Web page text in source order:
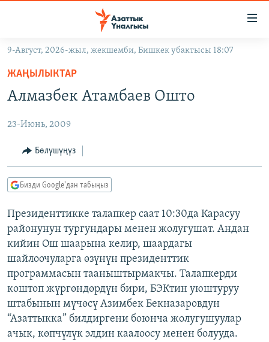
Навигацияга
өтүңүз
Издөөгө
салыңыз
КЫРГЫЗСТАН
САЯСАТ
ЭКОНОМИКА
ДҮЙНӨ
БОРБОР АЗИЯ
УКРАИНА
АТАЙЫН ИЛИКТӨӨ
БҮГҮН АЗАТТЫКТА
ЭКСПЕРТТЕР ТАЛДАЙТ
БИЗ ЖАНА ДҮЙНӨ
ДАНИСТЕ
ЭЖЕ-СИҢДИЛЕР
АЗАТТЫК+
ЫҢГАЙСЫЗ СУРООЛОР
ПОДКАСТ
ӨЗГӨЧӨ ПИКИР
Русский
ОНЛАЙН ШЕРИНЕ
9-Август, 2026-жыл, жекшемби, Бишкек убактысы 18:07
ЖАҢЫЛЫКТАР
Алмазбек Атамбаев Ошто
23-Июнь, 2009
Бөлүшүңүз
Бизди Google'дан табыңыз
Президенттикке талапкер саат 10:30да Карасуу
районунун тургундары менен жолугушат. Андан
кийин Ош шаарына келир, шаардагы
шайлоочуларга өзүнүн президенттик
программасын тааныштырмакчы. Талапкерди
коштоп жүргөндөрдүн бири, БЭКтин уюштуруу
штабынын мүчөсү Азимбек Бекназаровдун
“Азаттыкка” билдиргени боюнча жолугушуулар
ачык, көпчүлүк элдин каалоосу менен болууда.